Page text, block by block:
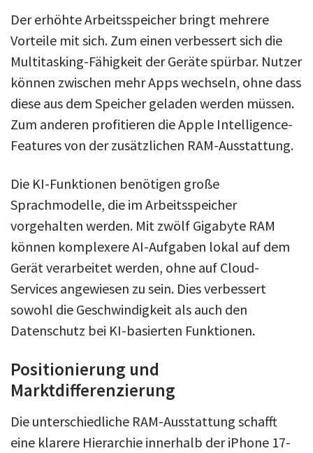
Der erhöhte Arbeitsspeicher bringt mehrere
Vorteile mit sich. Zum einen verbessert sich die
Multitasking-Fähigkeit der Geräte spürbar. Nutzer
können zwischen mehr Apps wechseln, ohne dass
diese aus dem Speicher geladen werden müssen.
Zum anderen profitieren die Apple Intelligence-
Features von der zusätzlichen RAM-Ausstattung.
Die KI-Funktionen benötigen große
Sprachmodelle, die im Arbeitsspeicher
vorgehalten werden. Mit zwölf Gigabyte RAM
können komplexere AI-Aufgaben lokal auf dem
Gerät verarbeitet werden, ohne auf Cloud-
Services angewiesen zu sein. Dies verbessert
sowohl die Geschwindigkeit als auch den
Datenschutz bei KI-basierten Funktionen.
Positionierung und
Marktdifferenzierung
Die unterschiedliche RAM-Ausstattung schafft
eine klarere Hierarchie innerhalb der iPhone 17-